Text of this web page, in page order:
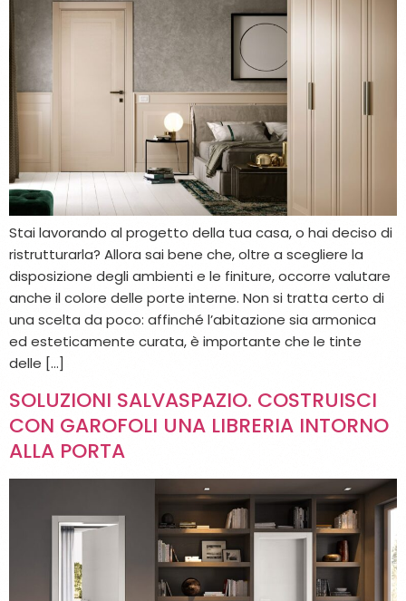
Stai lavorando al progetto della tua casa, o hai deciso di
ristrutturarla? Allora sai bene che, oltre a scegliere la
disposizione degli ambienti e le finiture, occorre valutare
anche il colore delle porte interne. Non si tratta certo di
una scelta da poco: affinché l’abitazione sia armonica
ed esteticamente curata, è importante che le tinte
delle […]
SOLUZIONI SALVASPAZIO. COSTRUISCI
CON GAROFOLI UNA LIBRERIA INTORNO
ALLA PORTA